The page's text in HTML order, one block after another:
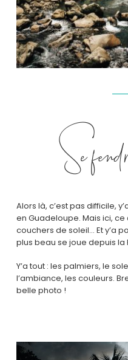
Se
Alors là, c’est pas difficile,
en Guadeloupe. Mais ici,
couchers de soleil… Et y’a
plus beau se joue depuis la
Y’a tout : les palmiers, le
l’ambiance, les couleurs.
belle photo !